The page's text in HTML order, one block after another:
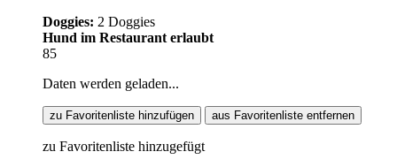
Doggies: 2 Doggies
Hund im Restaurant erlaubt
85
Daten werden geladen...
zu Favoritenliste hinzufügen aus Favoritenliste entfernen
zu Favoritenliste hinzugefügt